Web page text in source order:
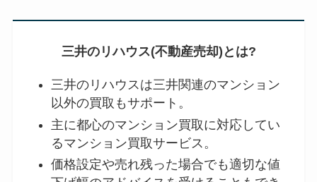
三井のリハウス(不動産売却)とは?
三井のリハウスは三井関連のマンション
以外の買取もサポート。
主に都心のマンション買取に対応してい
るマンション買取サービス。
価格設定や売れ残った場合でも適切な値